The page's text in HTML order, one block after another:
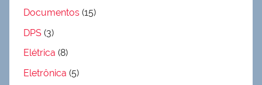
Documentos (15)
DPS (3)
Elétrica (8)
Eletrônica (5)